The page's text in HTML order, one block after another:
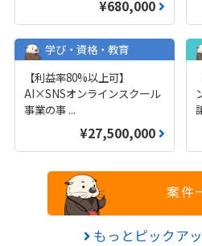
¥680,000
学び・資格・教育
【利益率80%以上可】
AI×SNSオンラインスクール
事業の事 ...
¥27,500,000
案件
もっとピックア